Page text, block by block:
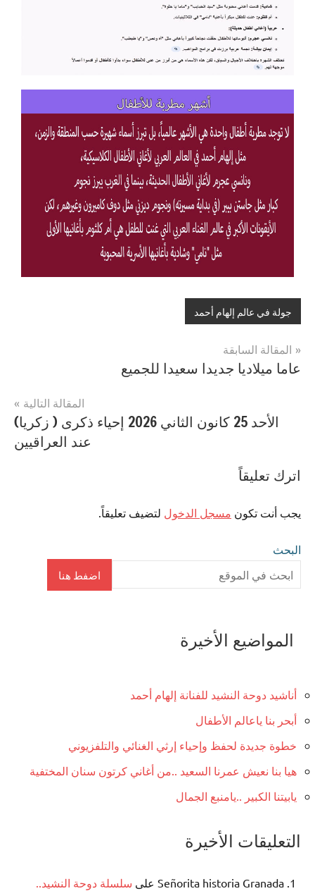
جولة في عالم إلهام أحمد
المقالة السابقة
عاما ميلاديا جديدا سعيدا للجميع
المقالة التالية
الأحد 25 كانون الثاني 2026 إحياء ذكرى ( زكريا)
عند العراقيين
اترك تعليقاً
يجب أنت تكون مسجل الدخول لتضيف تعليقاً.
البحث
اضفط هنا
المواضيع الأخيرة
أناشيد دوحة النشيد للفنانة إلهام أحمد
أبحر بنا ياعالم الأطفال
خطوة جديدة لحفظ وإحياء إرثي الغنائي والتلفزيوني
هيا بنا نعيش عمرنا السعيد ..من أغاني كرتون سنان المختفية
يابيتنا الكبير ..يامنبع الجمال
التعليقات الأخيرة
Señorita historia Granada على سلسلة دوحة النشيد..